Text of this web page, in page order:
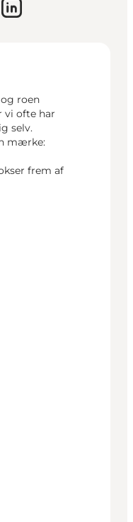
roen
vi ofte har
selv.
mærke:
frem af